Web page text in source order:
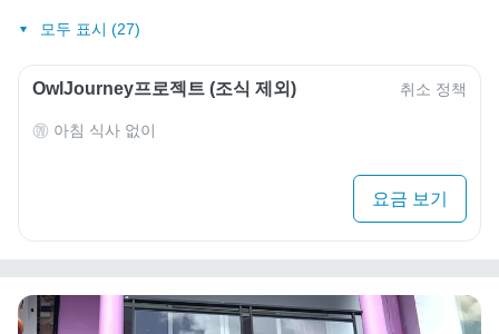
모두 표시 (27)
OwlJourney프로젝트 (조식 제외) 취소 정책
아침 식사 없이
요금 보기